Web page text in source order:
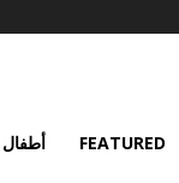
FEATURED أطفال